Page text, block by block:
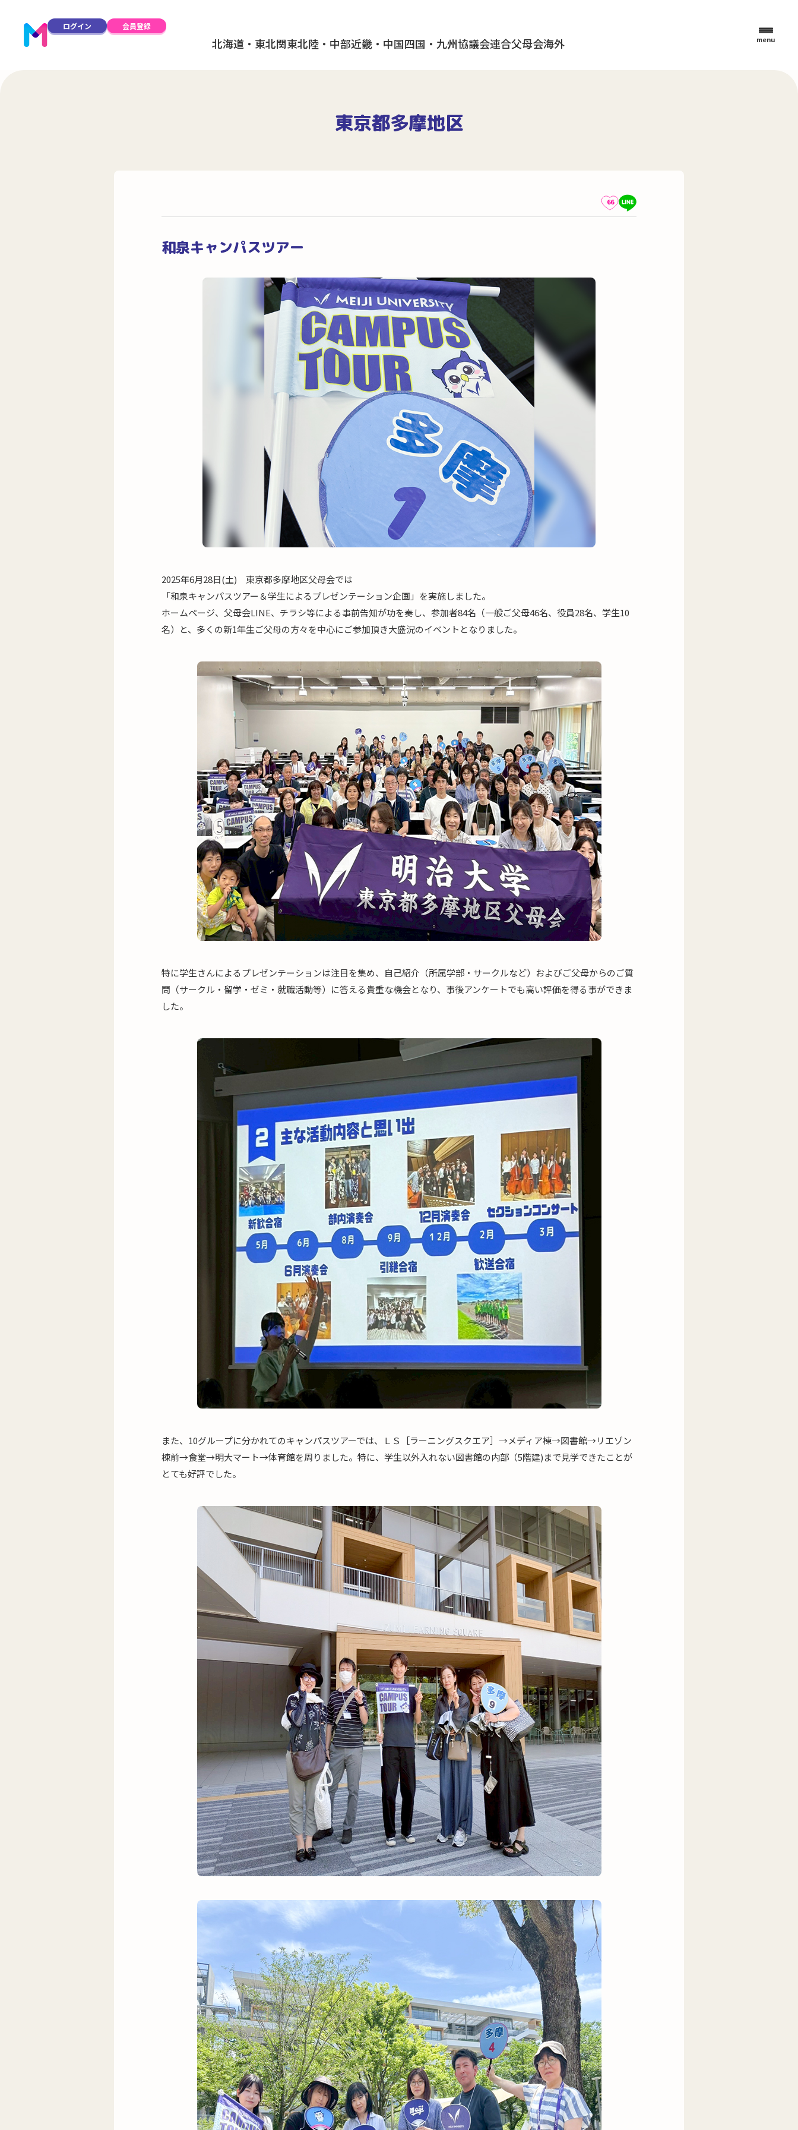
ログイン 会員登録
北海道・東北関東北陸・中部近畿・中国四国・九州協議会連合父母会海外 menu
東京都多摩地区
66
和泉キャンパスツアー
2025年6月28日(土) 東京都多摩地区父母会では
「和泉キャンパスツアー＆学生によるプレゼンテーション企画」を実施しました。
ホームページ、父母会LINE、チラシ等による事前告知が功を奏し、参加者84名（一般ご父母46名、役員28名、学生10
名）と、多くの新1年生ご父母の方々を中心にご参加頂き大盛況のイベントとなりました。
特に学生さんによるプレゼンテーションは注目を集め、自己紹介（所属学部・サークルなど）およびご父母からのご質
問（サークル・留学・ゼミ・就職活動等）に答える貴重な機会となり、事後アンケートでも高い評価を得る事ができま
した。
また、10グループに分かれてのキャンパスツアーでは、ＬＳ［ラーニングスクエア］→メディア棟→図書館→リエゾン
棟前→食堂→明大マート→体育館を周りました。特に、学生以外入れない図書館の内部（5階建)まで見学できたことが
とても好評でした。